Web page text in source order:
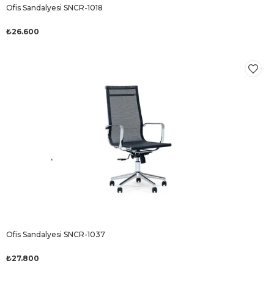
Ofis Sandalyesi SNCR-1018
₺26.600
Ofis Sandalyesi SNCR-1037
₺27.800